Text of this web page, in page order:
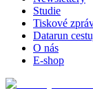
Studie
Tiskové
Datarun
O nás
E-shop